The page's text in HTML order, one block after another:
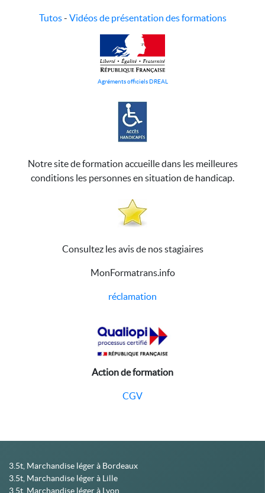
Tutos- Vidéos de présentation des formations
Agréments officiels DREAL
Notre site de formation accueille dans les meilleures
conditions les personnes en situation de handicap.
Consultez les avis de nos stagiaires
MonFormatrans.info
réclamation
Action de formation
CGV
3.5t, Marchandise léger à Bordeaux
3.5t, Marchandise léger à Lille
3.5t, Marchandise léger à Lyon